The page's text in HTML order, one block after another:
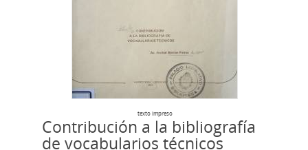
texto impreso
Contribución a la bibliografía
de vocabularios técnicos